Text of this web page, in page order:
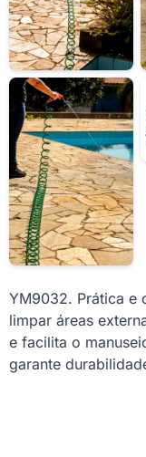
YM9032. Prática e
limpar áreas
e facilita o
garante